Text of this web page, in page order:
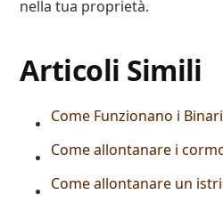
nella tua proprietà.
Articoli Simili
Come Funzionano i
Come allontanare i
Come allontanare un